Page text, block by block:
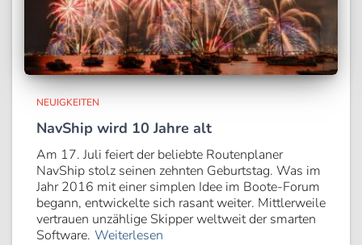
NEUIGKEITEN
NavShip wird 10 Jahre alt
Am 17. Juli feiert der beliebte Routenplaner
NavShip stolz seinen zehnten Geburtstag. Was im
Jahr 2016 mit einer simplen Idee im Boote-Forum
begann, entwickelte sich rasant weiter. Mittlerweile
vertrauen unzählige Skipper weltweit der smarten
Software. Weiterlesen